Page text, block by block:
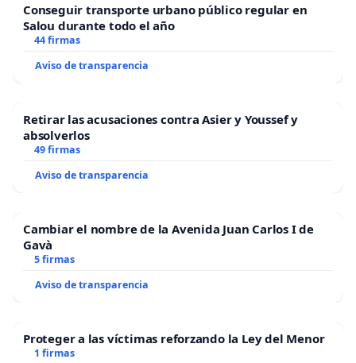
Conseguir transporte urbano público regular en
Salou durante todo el año
44 firmas
Aviso de transparencia
Retirar las acusaciones contra Asier y Youssef y
absolverlos
49 firmas
Aviso de transparencia
Cambiar el nombre de la Avenida Juan Carlos I de
Gavà
5 firmas
Aviso de transparencia
Proteger a las víctimas reforzando la Ley del Menor
1 firmas